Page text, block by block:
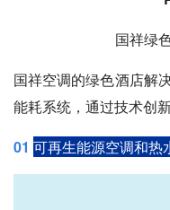
国祥绿
国祥空调的绿色酒店解
能耗系统，通过技术创
01 可再生能源空调和热